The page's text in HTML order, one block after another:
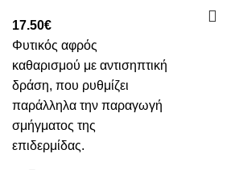
17.50€
Φυτικός αφρός
καθαρισμού με αντισηπτική
δράση, που ρυθμίζει
παράλληλα την παραγωγή
σμήγματος της
επιδερμίδας.